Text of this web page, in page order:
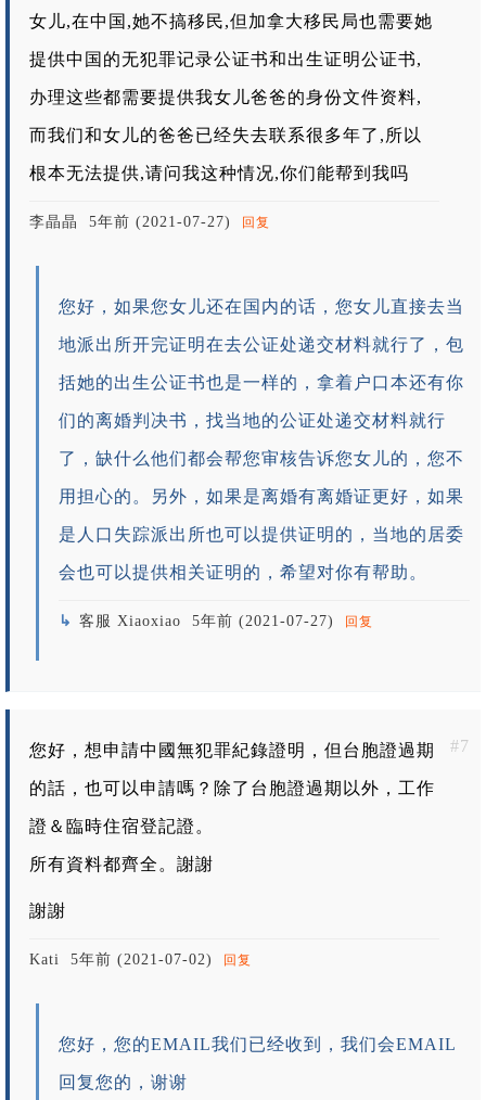
女儿,在中国,她不搞移民,但加拿大移民局也需要她
提供中国的无犯罪记录公证书和出生证明公证书,
办理这些都需要提供我女儿爸爸的身份文件资料,
而我们和女儿的爸爸已经失去联系很多年了,所以
根本无法提供,请问我这种情况,你们能帮到我吗
李晶晶 5年前 (2021-07-27) 回复
您好，如果您女儿还在国内的话，您女儿直接去当
地派出所开完证明在去公证处递交材料就行了，包
括她的出生公证书也是一样的，拿着户口本还有你
们的离婚判决书，找当地的公证处递交材料就行
了，缺什么他们都会帮您审核告诉您女儿的，您不
用担心的。另外，如果是离婚有离婚证更好，如果
是人口失踪派出所也可以提供证明的，当地的居委
会也可以提供相关证明的，希望对你有帮助。
客服 Xiaoxiao 5年前 (2021-07-27) 回复
#7
您好，想申請中國無犯罪紀錄證明，但台胞證過期
的話，也可以申請嗎？除了台胞證過期以外，工作
證＆臨時住宿登記證。
所有資料都齊全。謝謝
謝謝
Kati 5年前 (2021-07-02) 回复
您好，您的EMAIL我们已经收到，我们会EMAIL
回复您的，谢谢